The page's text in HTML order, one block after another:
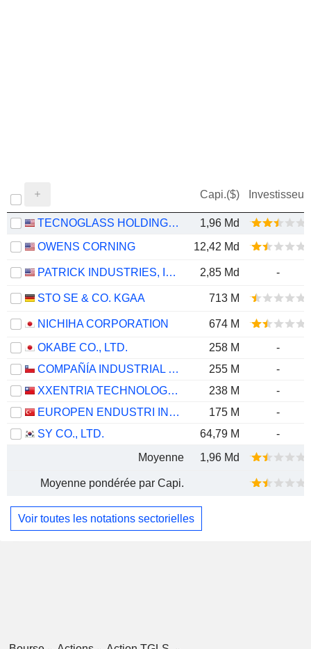
Capi.($) Investisseur
TECNOGLASS HOLDINGS INC.
1,96 Md
OWENS CORNING
12,42 Md
PATRICK INDUSTRIES, INC. 2,85 Md -
STO SE & CO. KGAA 713 M
NICHIHA CORPORATION
674 M
OKABE CO., LTD.
258 M
-
COMPAÑÍA INDUSTRIAL EL VOLCÁN S.A.
255 M
-
XXENTRIA TECHNOLOGY MATERIALS CO., LTD.
238 M
-
EUROPEN ENDUSTRI INSAAT SANAYI VE TICARET
175 M
-
SY CO., LTD.
64,79 M
-
Moyenne
1,96 Md
Moyenne pondérée par Capi.
Voir toutes les notations sectorielles